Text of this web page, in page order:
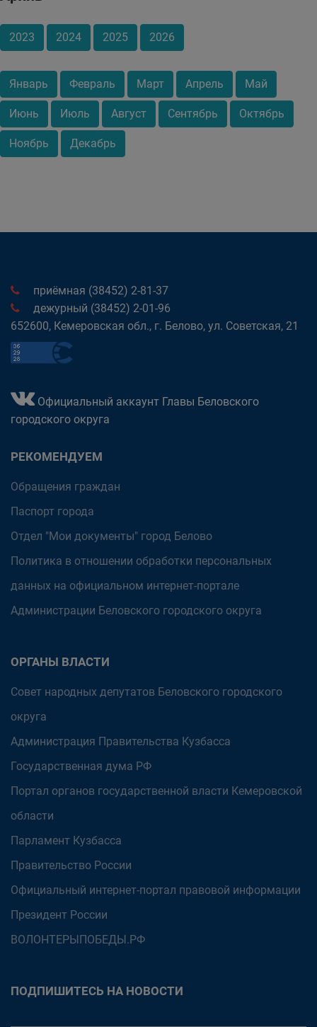
2023 2024 2025 2026
Январь Февраль Март Апрель Май
Июнь Июль Август Сентябрь Октябрь
Ноябрь Декабрь
приёмная (38452) 2-81-37
дежурный (38452) 2-01-96
652600, Кемеровская обл., г. Белово, ул. Советская, 21
Официальный аккаунт Главы Беловского
городского округа
РЕКОМЕНДУЕМ
Обращения граждан
Паспорт города
Отдел "Мои документы" город Белово
Политика в отношении обработки персональных
данных на официальном интернет-портале
Администрации Беловского городского округа
ОРГАНЫ ВЛАСТИ
Совет народных депутатов Беловского городского
округа
Администрация Правительства Кузбасса
Государственная дума РФ
Портал органов государственной власти Кемеровской
области
Парламент Кузбасса
Правительство России
Официальный интернет-портал правовой информации
Президент России
ВОЛОНТЕРЫПОБЕДЫ.РФ
ПОДПИШИТЕСЬ НА НОВОСТИ